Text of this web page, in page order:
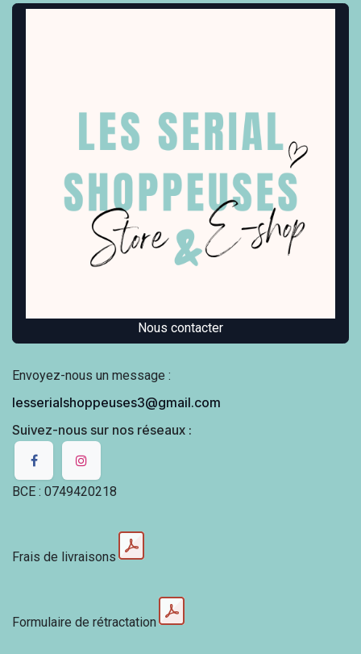
Nous contacter
Envoyez-nous un message :
lesserialshoppeuses3@gmail.com
Suivez-nous sur nos réseaux :
BCE : 0749420218
Frais de livraisons
Formulaire de rétractation